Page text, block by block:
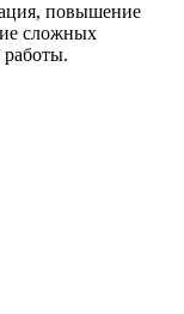
повышение
сложных